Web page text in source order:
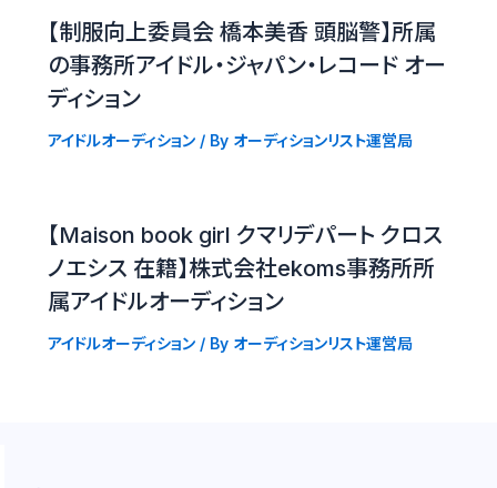
【制服向上委員会 橋本美香 頭脳警】所属
の事務所アイドル・ジャパン・レコード オー
ディション
アイドルオーディション/ By オーディションリスト運営局
【Maison book girl クマリデパート クロス
ノエシス 在籍】株式会社ekoms事務所所
属アイドルオーディション
アイドルオーディション/ By オーディションリスト運営局